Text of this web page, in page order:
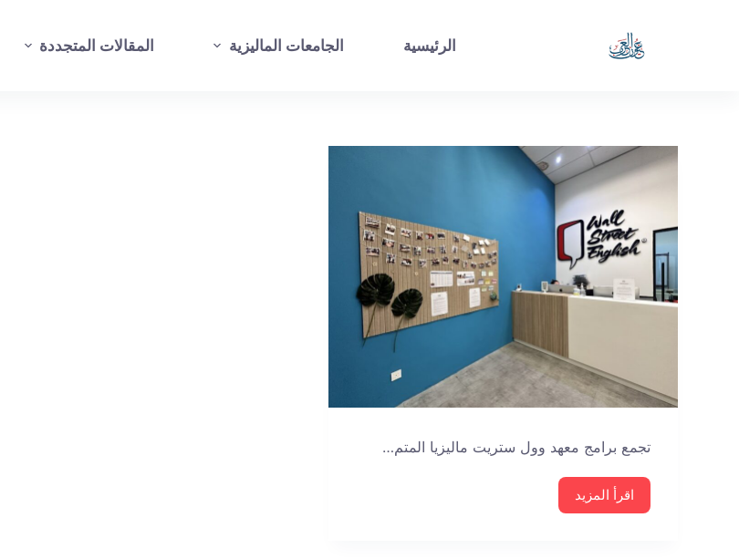
الرئيسية الجامعات الماليزية المقالات المتجددة
تجمع برامج معهد وول ستريت ماليزيا المتم…
اقرأ المزيد